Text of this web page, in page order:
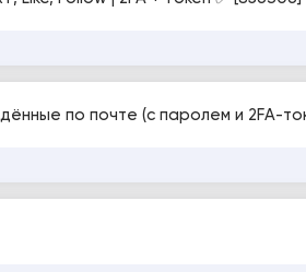
по почте (с паролем и 2FA-